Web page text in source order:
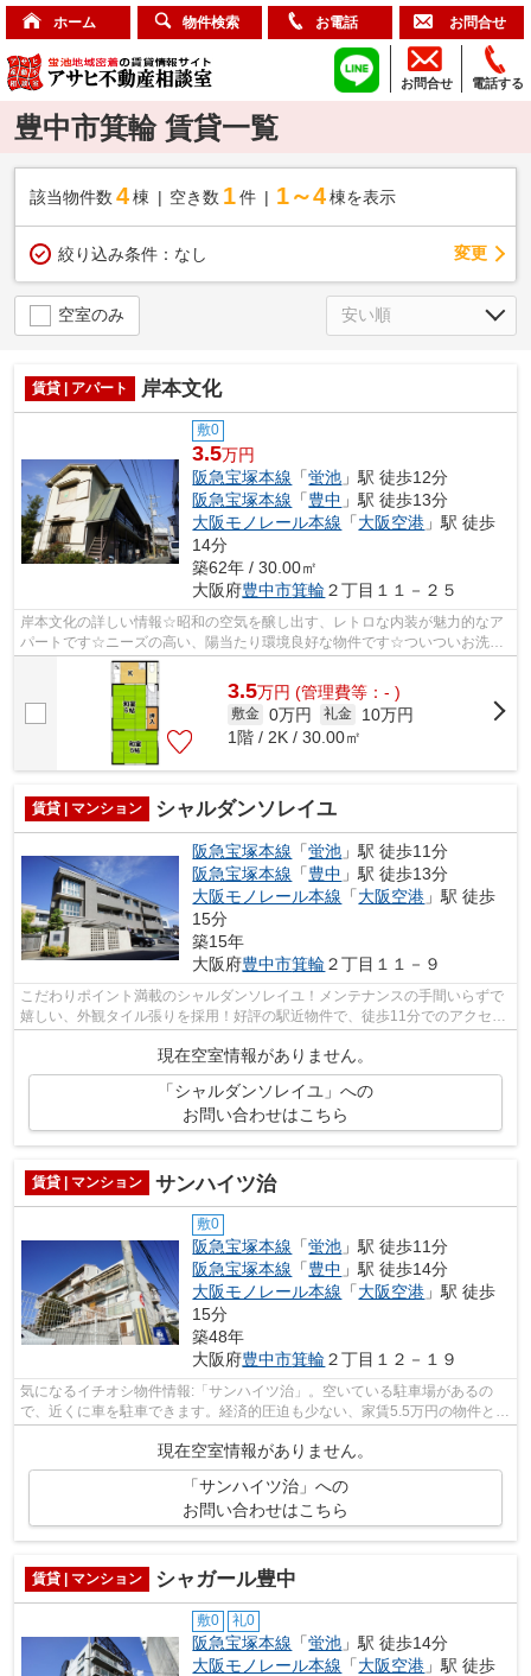
ホーム 物件検索 お電話 お問合せ
電話する
お問合せ
豊中市箕輪 賃貸一覧
該当物件数 4棟 空き数 1 件 1～4 棟を表示
絞り込み条件： なし 変更
空室のみ
賃貸 | アパート 岸本文化
敷0
3.5万円
阪急宝塚本線 「蛍池 」駅 徒歩12分
阪急宝塚本線 「豊中 」駅 徒歩13分
大阪モノレール本線 「大阪空港 」駅 徒歩
14分
築62年 / 30.00㎡
大阪府豊中市箕輪 ２丁目１１－２５
岸本文化の詳しい情報☆昭和の空気を醸し出す、レトロな内装が魅力的なア
パートです☆ニーズの高い、陽当たり環境良好な物件です☆ついついお洗濯
したくなっちゃいますよ☆駅まで徒歩12分...
3.5万円 (管理費等：- )
敷金 0万円 礼金
10万円
1階 / 2K / 30.00㎡
賃貸 | マンション シャルダンソレイユ
阪急宝塚本線 「蛍池 」駅 徒歩11分
阪急宝塚本線 「豊中 」駅 徒歩13分
大阪モノレール本線 「大阪空港 」駅 徒歩
15分
築15年
大阪府豊中市箕輪 ２丁目１１－９
こだわりポイント満載のシャルダンソレイユ！メンテナンスの手間いらずで
嬉しい、外観タイル張りを採用！好評の駅近物件で、徒歩11分でのアクセス
が可能です！こちらは日当たりが良好...
現在空室情報がありません。
「シャルダンソレイユ」への
お問い合わせはこちら
賃貸 | マンション サンハイツ治
敷0
阪急宝塚本線 「蛍池 」駅 徒歩11分
阪急宝塚本線 「豊中 」駅 徒歩14分
大阪モノレール本線 「大阪空港 」駅 徒歩
15分
築48年
大阪府豊中市箕輪 ２丁目１２－１９
気になるイチオシ物件情報:「サンハイツ治」。空いている駐車場があるの
で、近くに車を駐車できます。経済的圧迫も少ない、家賃5.5万円の物件とな
現在空室情報がありません。
「サンハイツ治」への
お問い合わせはこちら
賃貸 | マンション シャガール豊中
敷0 礼0
阪急宝塚本線 「蛍池 」駅 徒歩14分
大阪モノレール本線 「大阪空港 」駅 徒歩